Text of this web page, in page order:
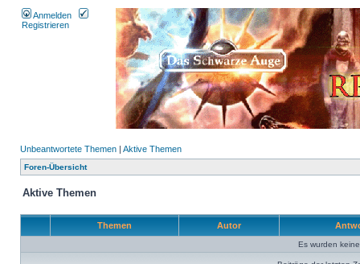
Anmelden
Registrieren
Unbeantwortete Themen | Aktive Themen
Foren-Übersicht
Aktive Themen
Themen Autor
Es wurden